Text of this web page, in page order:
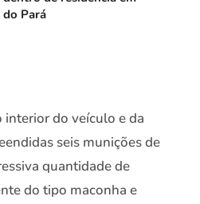
Pará
interior do veículo e da
seis munições de
quantidade de
do tipo maconha e